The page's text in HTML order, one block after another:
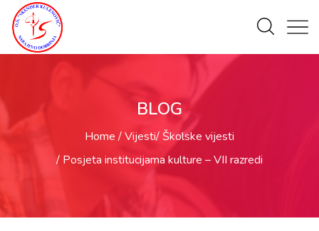
BLOG
Home Vijesti Školske vijesti
Posjeta institucijama kulture – VII razredi